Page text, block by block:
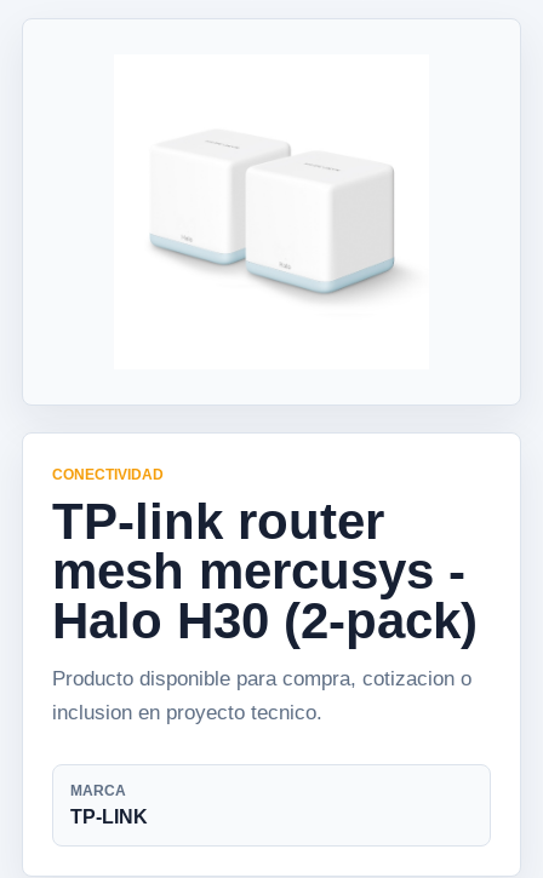
CONECTIVIDAD
TP-link router
mesh mercusys -
Halo H30 (2-pack)
Producto disponible para compra, cotizacion o
inclusion en proyecto tecnico.
MARCA
TP-LINK